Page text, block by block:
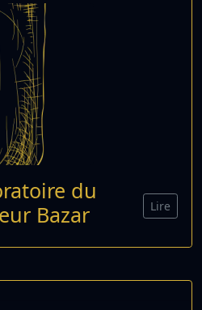
du
Bazar
Lire